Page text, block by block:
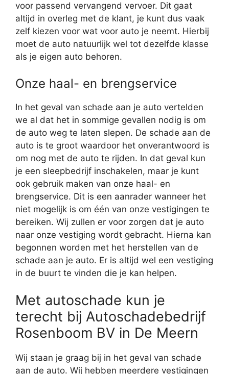
voor passend vervangend vervoer. Dit gaat
altijd in overleg met de klant, je kunt dus vaak
zelf kiezen voor wat voor auto je neemt. Hierbij
moet de auto natuurlijk wel tot dezelfde klasse
als je eigen auto behoren.
Onze haal- en brengservice
In het geval van schade aan je auto vertelden
we al dat het in sommige gevallen nodig is om
de auto weg te laten slepen. De schade aan de
auto is te groot waardoor het onverantwoord is
om nog met de auto te rijden. In dat geval kun
je een sleepbedrijf inschakelen, maar je kunt
ook gebruik maken van onze haal- en
brengservice. Dit is een aanrader wanneer het
niet mogelijk is om één van onze vestigingen te
bereiken. Wij zullen er voor zorgen dat je auto
naar onze vestiging wordt gebracht. Hierna kan
begonnen worden met het herstellen van de
schade aan je auto. Er is altijd wel een vestiging
in de buurt te vinden die je kan helpen.
Met autoschade kun je
terecht bij Autoschadebedrijf
Rosenboom BV in De Meern
Wij staan je graag bij in het geval van schade
aan de auto. Wij hebben meerdere vestigingen